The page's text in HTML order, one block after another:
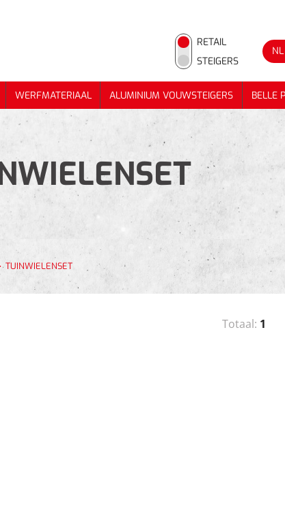
RETAIL
STEIGERS
NL
WERFMATERIAAL ALUMINIUM VOUWSTEIGERS BELLE
WERFMATERIAAL ALUMINIUM VOUWSTEIGERS BELLE
TUINWIELENSET
Totaal: 1